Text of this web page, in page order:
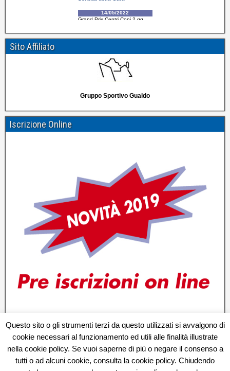
Sito Affiliato
Gruppo Sportivo Gualdo
Iscrizione Online
Questo sito o gli strumenti terzi da questo utilizzati si avvalgono di
cookie necessari al funzionamento ed utili alle finalità illustrate
nella cookie policy. Se vuoi saperne di più o negare il consenso a
tutti o ad alcuni cookie, consulta la cookie policy. Chiudendo